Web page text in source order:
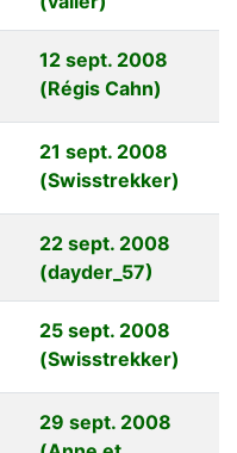
12 sept. 2008
(Régis Cahn)
21 sept. 2008
(Swisstrekker)
22 sept. 2008
(dayder_57)
25 sept. 2008
(Swisstrekker)
29 sept. 2008